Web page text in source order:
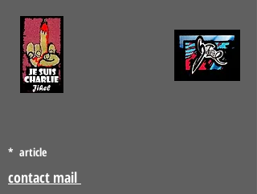
* article
contact mail